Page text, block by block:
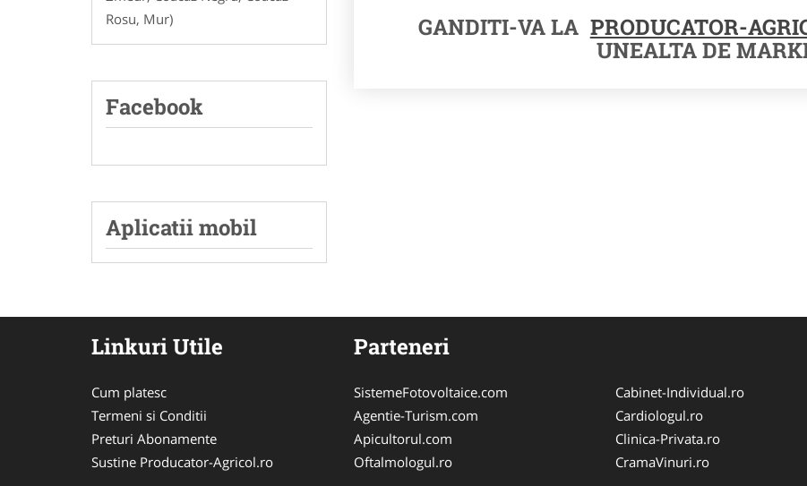
Rosu, Mur)
Facebook
Aplicatii mobil
GANDITI-VA LA PRODUCATOR-
UNEALTA DE
Linkuri Utile
Cum platesc
Termeni si Conditii
Preturi Abonamente
Sustine Producator-Agricol.ro
Parteneri
SistemeFotovoltaice.com
Agentie-Turism.com
Apicultorul.com
Oftalmologul.ro
Cabinet-Individual.ro
Cardiologul.ro
Clinica-Privata.ro
CramaVinuri.ro